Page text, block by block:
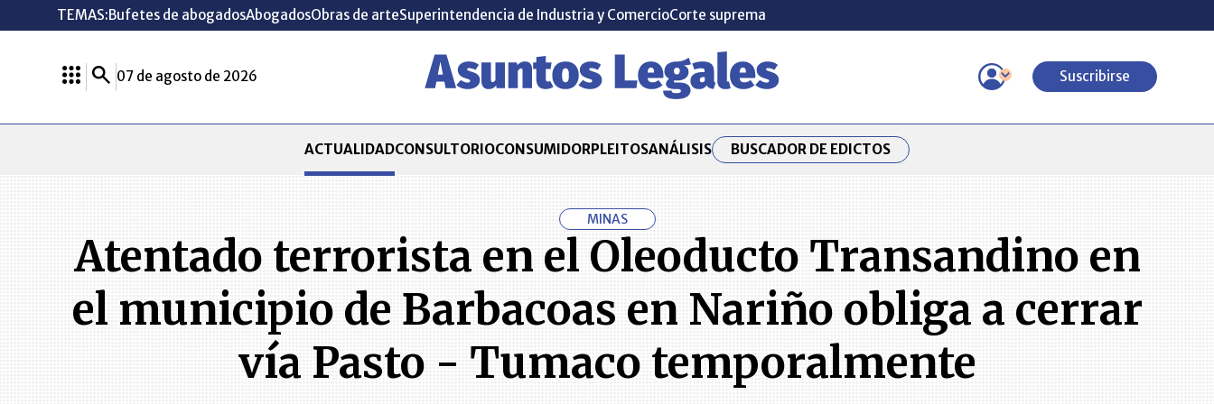
TEMAS:Bufetes de abogadosAbogadosObras de arteSuperintendencia de Industria y ComercioCorte suprema
07 de agosto de 2026 Suscribirse
ACTUALIDADCONSULTORIOCONSUMIDORPLEITOSANÁLISIS BUSCADOR DE EDICTOS
MINAS
Atentado terrorista en el Oleoducto Transandino en
el municipio de Barbacoas en Nariño obliga a cerrar
vía Pasto - Tumaco temporalmente